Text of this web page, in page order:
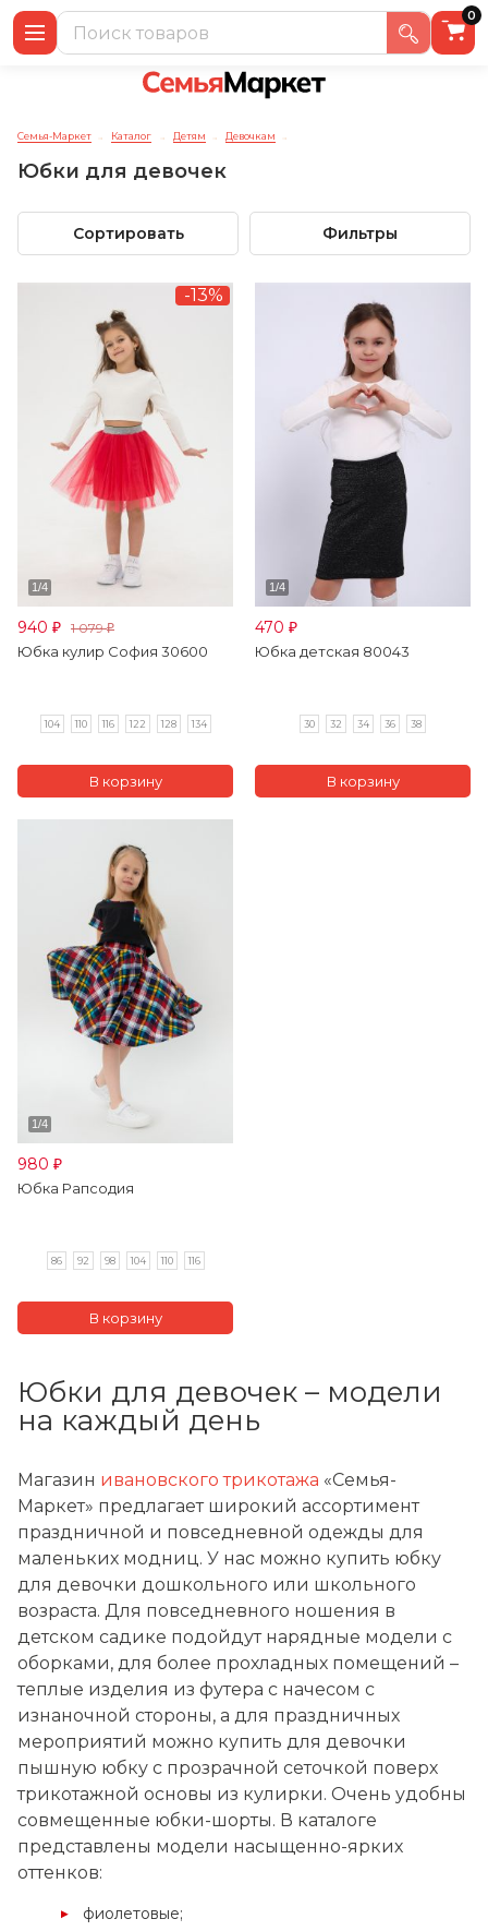
0
Семья-Маркет → Каталог → Детям → Девочкам →
Юбки для девочек
Сортировать Фильтры
-13%
940 ₽ 1 079₽
Юбка кулир София 30600
104 110 116 122 128 134
470 ₽
Юбка детская 80043
30 32 34 36 38
980 ₽
Юбка Рапсодия
86 92 98 104 110 116
Юбки для девочек – модели
на каждый день
Магазин ивановского трикотажа «Семья-
Маркет» предлагает широкий ассортимент
праздничной и повседневной одежды для
маленьких модниц. У нас можно купить юбку
для девочки дошкольного или школьного
возраста. Для повседневного ношения в
детском садике подойдут нарядные модели с
оборками, для более прохладных помещений –
теплые изделия из футера с начесом с
изнаночной стороны, а для праздничных
мероприятий можно купить для девочки
пышную юбку с прозрачной сеточкой поверх
трикотажной основы из кулирки. Очень удобны
совмещенные юбки-шорты. В каталоге
представлены модели насыщенно-ярких
оттенков:
фиолетовые;